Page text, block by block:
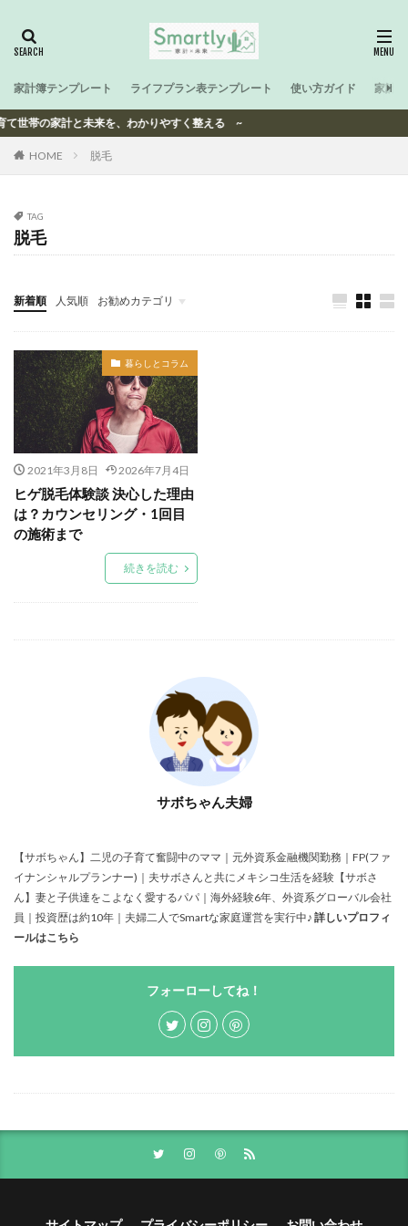
家計簿テンプレート ライフプラン表テンプレート 使い方ガイド 家計
帯の家計と未来を、わかりやすく整える ~
HOME 脱毛
TAG
脱毛
新着順 人気順 お勧めカテゴリ
-
暮らしとコラム
2021年3月8日 2026年7月4日
ヒゲ脱毛体験談 決心した理由
は？カウンセリング・1回目
の施術まで
続きを読む
サボちゃん夫婦
【サボちゃん】二児の子育て奮闘中のママ｜元外資系金融機関勤務｜FP(ファ
イナンシャルプランナー)｜夫サボさんと共にメキシコ生活を経験【サボさ
ん】妻と子供達をこよなく愛するパパ｜海外経験6年、外資系グローバル会社
員｜投資歴は約10年｜夫婦二人でSmartな家庭運営を実行中♪ 詳しいプロフィ
ールはこちら
フォーローしてね！